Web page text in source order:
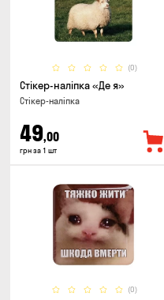
(0)
Стікер-наліпка «Де я»
Стікер-наліпка
49,00
грн за 1 шт
(0)